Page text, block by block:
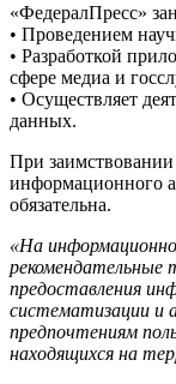
«ФедералПресс»
• Проведением
• Разработкой
сфере медиа и
• Осуществляет
данных.
При
информационного
обязательна.
«На
рекомендательные
предоставления
систематизации и
предпочтениям
находящихся на